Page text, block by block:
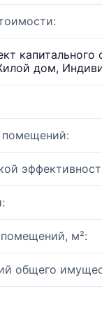
капитального
дом,
м²:
общего